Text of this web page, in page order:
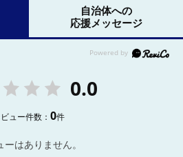
自治体への
応援メッセージ
0.0
ュー件数：0件
ーはありません。